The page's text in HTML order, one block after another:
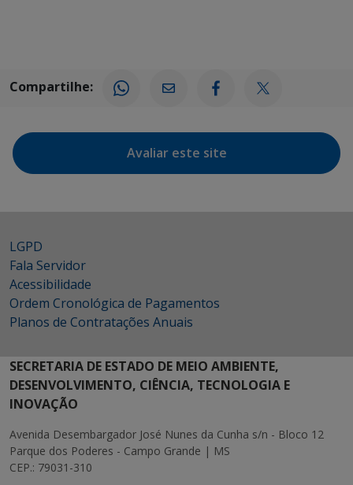
Compartilhe:
Avaliar este site
LGPD
Fala Servidor
Acessibilidade
Ordem Cronológica de Pagamentos
Planos de Contratações Anuais
SECRETARIA DE ESTADO DE MEIO AMBIENTE,
DESENVOLVIMENTO, CIÊNCIA, TECNOLOGIA E
INOVAÇÃO
Avenida Desembargador José Nunes da Cunha s/n - Bloco 12
Parque dos Poderes - Campo Grande | MS
CEP.: 79031-310